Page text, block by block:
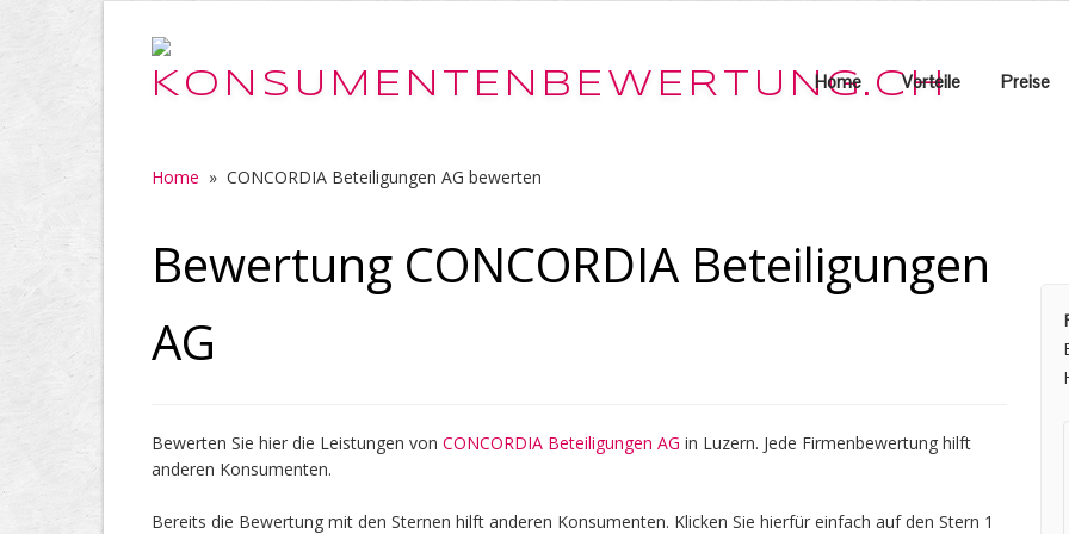
Home Vorteile Preise
Home » CONCORDIA Beteiligungen AG bewerten
Bewertung CONCORDIA Beteiligungen
AG
Bewerten Sie hier die Leistungen von CONCORDIA Beteiligungen AG in Luzern. Jede Firmenbewertung hilft
anderen Konsumenten.
Bereits die Bewertung mit den Sternen hilft anderen Konsumenten. Klicken Sie hierfür einfach auf den Stern 1